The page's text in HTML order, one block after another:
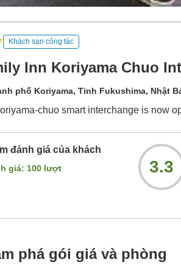
Khách sạn công tác
Inn Koriyama Chuo
phố Koriyama, Tỉnh Fukushima, Nhật
chuo smart interchange is now
đánh giá của khách
giá: 100 lượt 3.3
phá gói giá và phòng